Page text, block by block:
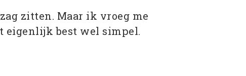
zitten. Maar ik vroeg me
eigenlijk best wel simpel.